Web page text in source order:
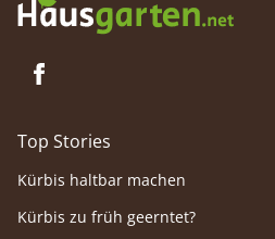
Top Stories
Kürbis haltbar machen
Kürbis zu früh geerntet?